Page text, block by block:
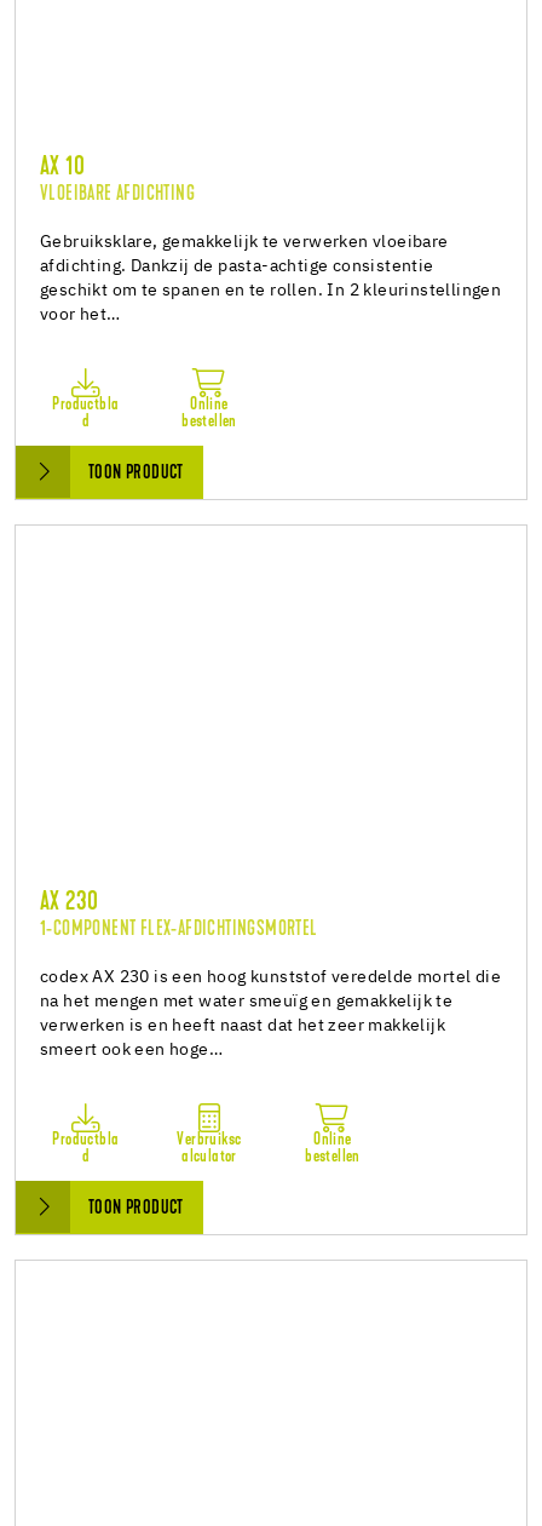
AX 10
VLOEIBARE AFDICHTING
Gebruiksklare, gemakkelijk te verwerken vloeibare
afdichting. Dankzij de pasta-achtige consistentie
geschikt om te spanen en te rollen. In 2 kleurinstellingen
voor het…
Productbla
d
Online
bestellen
TOON PRODUCT
AX 230
1-COMPONENT FLEX-AFDICHTINGSMORTEL
codex AX 230 is een hoog kunststof veredelde mortel die
na het mengen met water smeuïg en gemakkelijk te
verwerken is en heeft naast dat het zeer makkelijk
smeert ook een hoge…
Productbla
d
Verbruiksc
alculator
Online
bestellen
TOON PRODUCT